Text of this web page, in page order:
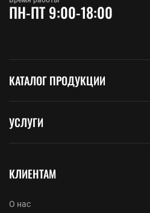
ПН-ПТ 9:00-18:00
КАТАЛОГ ПРОДУКЦИИ
УСЛУГИ
КЛИЕНТАМ
О нас